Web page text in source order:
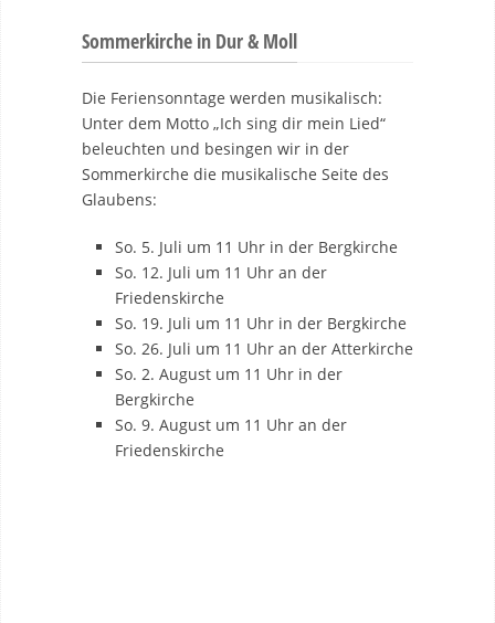
Sommerkirche in Dur & Moll
Die Feriensonntage werden musikalisch:
Unter dem Motto „Ich sing dir mein Lied“
beleuchten und besingen wir in der
Sommerkirche die musikalische Seite des
Glaubens:
So. 5. Juli um 11 Uhr in der Bergkirche
So. 12. Juli um 11 Uhr an der
Friedenskirche
So. 19. Juli um 11 Uhr in der Bergkirche
So. 26. Juli um 11 Uhr an der Atterkirche
So. 2. August um 11 Uhr in der
Bergkirche
So. 9. August um 11 Uhr an der
Friedenskirche